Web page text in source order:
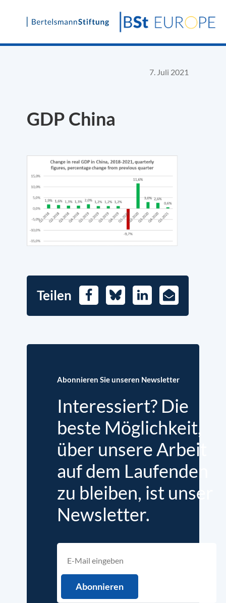
Skip
7. Juli 2021
GDP China
Teilen FacebookBlueskyLinkedIn
E-
Mail
Abonnieren Sie unseren Newsletter
Interessiert? Die
beste Möglichkeit,
über unsere Arbeit
auf dem Laufenden
zu bleiben, ist unser
Newsletter.